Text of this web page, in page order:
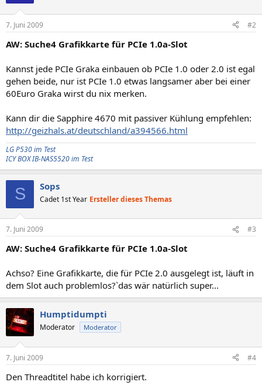
7. Juni 2009 #2
AW: Suche4 Grafikkarte für PCIe 1.0a-Slot
Kannst jede PCIe Graka einbauen ob PCIe 1.0 oder 2.0 ist egal
gehen beide, nur ist PCIe 1.0 etwas langsamer aber bei einer
60Euro Graka wirst du nix merken.
Kann dir die Sapphire 4670 mit passiver Kühlung empfehlen:
http://geizhals.at/deutschland/a394566.html
LG P530 im Test
ICY BOX IB-NAS5520 im Test
S Sops
Cadet 1st Year Ersteller dieses Themas
7. Juni 2009 #3
AW: Suche4 Grafikkarte für PCIe 1.0a-Slot
Achso? Eine Grafikkarte, die für PCIe 2.0 ausgelegt ist, läuft in
dem Slot auch problemlos?`das wär natürlich super...
Humptidumpti
Moderator Moderator
7. Juni 2009 #4
Den Threadtitel habe ich korrigiert.